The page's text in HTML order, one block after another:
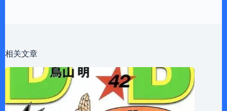
相关文章